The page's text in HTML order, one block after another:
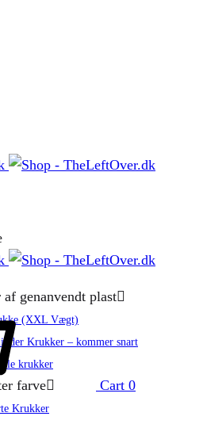
genanvendt plast
(XXL Vægt)
Krukker – kommer snart
krukker
farve
Krukker
Cart 0